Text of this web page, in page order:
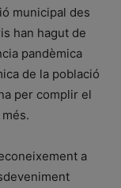
municipal des
han hagut de
pandèmica
de la població
per complir el
a